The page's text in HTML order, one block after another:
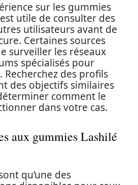
sur les gummies
utile de consulter des
utilisateurs avant de
Certaines sources
surveiller les réseaux
spécialisés pour
Recherchez des profils
des objectifs similaires
comment le
dans votre cas.
aux gummies Lashilé
qu’une des